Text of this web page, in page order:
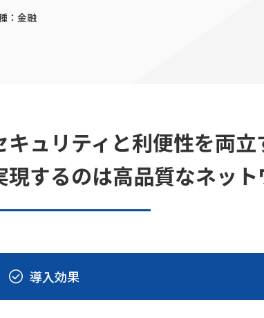
：金融
キュリティと利便性を両
現するのは高品質なネッ
導入効果